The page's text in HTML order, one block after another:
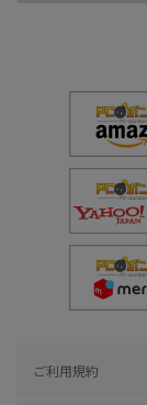
ご利用規約